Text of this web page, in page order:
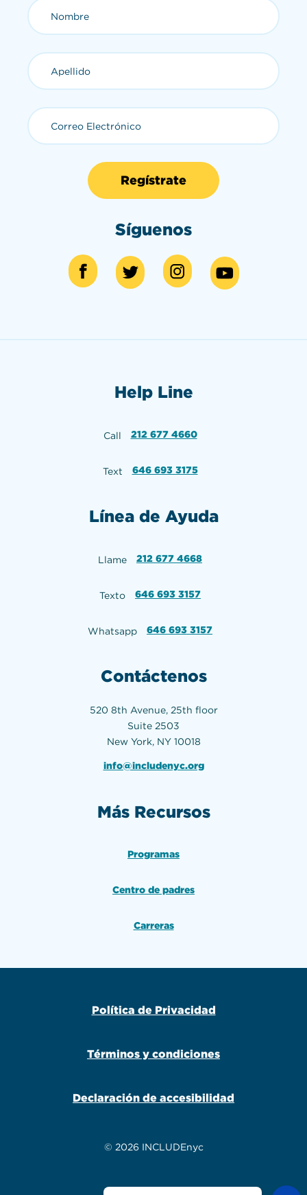
Correo Electrónico
Síguenos
Help Line
Call 212 677 4660
Text 646 693 3175
Línea de Ayuda
Llame 212 677 4668
Texto 646 693 3157
Whatsapp 646 693 3157
Contáctenos
520 8th Avenue, 25th floor
Suite 2503
New York, NY 10018
info@includenyc.org
Más Recursos
Programas
Centro de padres
Carreras
© 2026 INCLUDEnyc
Política de Privacidad
Términos y condiciones
Declaración de accesibilidad